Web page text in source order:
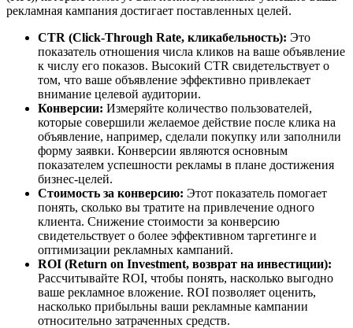
рекламная кампания достигает поставленных целей.
CTR (Click-Through Rate, кликабельность): Это
показатель отношения числа кликов на ваше объявление
к числу его показов. Высокий CTR свидетельствует о
том, что ваше объявление эффективно привлекает
внимание целевой аудитории.
Конверсии: Измеряйте количество пользователей,
которые совершили желаемое действие после клика на
объявление, например, сделали покупку или заполнили
форму заявки. Конверсии являются основным
показателем успешности рекламы в плане достижения
бизнес-целей.
Стоимость за конверсию: Этот показатель помогает
понять, сколько вы тратите на привлечение одного
клиента. Снижение стоимости за конверсию
свидетельствует о более эффективном таргетинге и
оптимизации рекламных кампаний.
ROI (Return on Investment, возврат на инвестиции):
Рассчитывайте ROI, чтобы понять, насколько выгодно
ваше рекламное вложение. ROI позволяет оценить,
насколько прибыльны ваши рекламные кампании
относительно затраченных средств.